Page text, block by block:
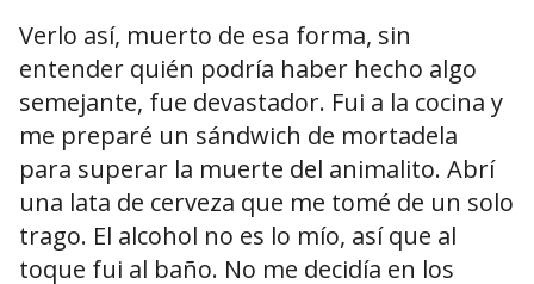
Verlo así, muerto de esa forma, sin
entender quién podría haber hecho algo
semejante, fue devastador. Fui a la cocina y
me preparé un sándwich de mortadela
para superar la muerte del animalito. Abrí
una lata de cerveza que me tomé de un solo
trago. El alcohol no es lo mío, así que al
toque fui al baño. No me decidía en los